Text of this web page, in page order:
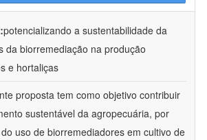
potencializando a sustentabilidade da
da biorremediação na produção
e hortaliças
proposta tem como objetivo contribuir
sustentável da agropecuária, por
uso de biorremediadores em cultivo de